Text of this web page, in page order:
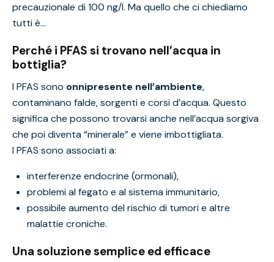
precauzionale di 100 ng/l. Ma quello che ci chiediamo
tutti è…
Perché i PFAS si trovano nell’acqua in
bottiglia?
I PFAS sono onnipresente nell’ambiente,
contaminano falde, sorgenti e corsi d’acqua. Questo
significa che possono trovarsi anche nell’acqua sorgiva
che poi diventa “minerale” e viene imbottigliata.
I PFAS sono associati a:
interferenze endocrine (ormonali),
problemi al fegato e al sistema immunitario,
possibile aumento del rischio di tumori e altre
malattie croniche.
Una soluzione semplice ed efficace